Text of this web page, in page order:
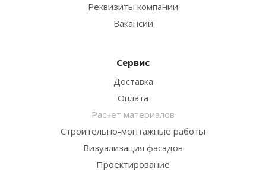
Реквизиты компании
Вакансии
Сервис
Доставка
Оплата
Расчет материалов
Строительно-монтажные работы
Визуализация фасадов
Проектирование